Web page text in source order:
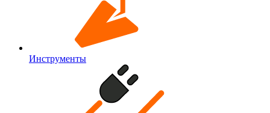
Инструменты